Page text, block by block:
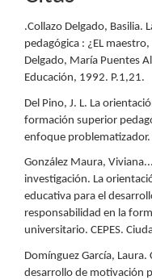
.Collazo Delgado, Basilia.
pedagógica : ¿EL
Delgado, María Puentes
Educación, 1992. P.1,21.
Del Pino, J. L. La
formación superior
enfoque problematizador.
González Maura,
investigación. La
educativa para el
responsabilidad en la
universitario. CEPES.
Domínguez García,
desarrollo de motivación